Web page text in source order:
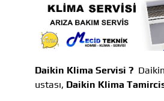
Daikin Klima Servisi ?
ustası, Daikin Klima